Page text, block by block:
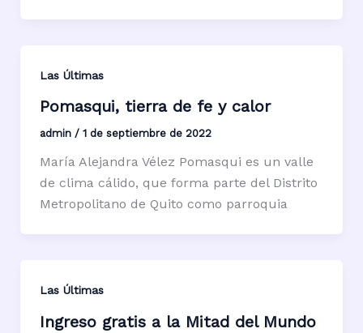
Las Últimas
Pomasqui, tierra de fe y calor
admin / 1 de septiembre de 2022
María Alejandra Vélez Pomasqui es un valle
de clima cálido, que forma parte del Distrito
Metropolitano de Quito como parroquia
Las Últimas
Ingreso gratis a la Mitad del Mundo